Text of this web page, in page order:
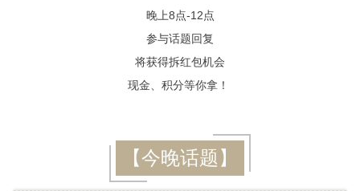
晚上8点-12点
参与话题回复
将获得拆红包机会
现金、积分等你拿！
【今晚话题】